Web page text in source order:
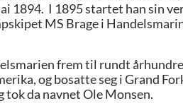
1894. I 1895 startet han sin
MS Brage i
frem til rundt
og bosatte seg i Grand
tok da navnet Ole Monsen.